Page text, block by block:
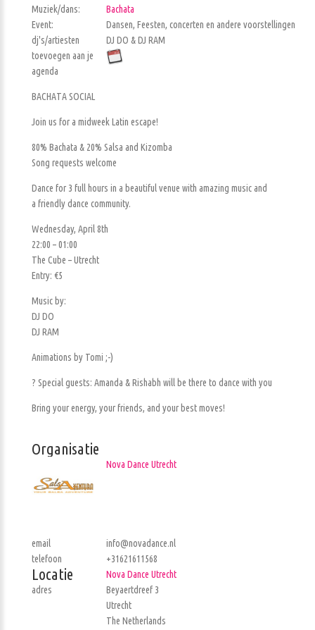
Muziek/dans:
Bachata
Event:
Dansen, Feesten, concerten en andere voorstellingen
dj's/artiesten
DJ DO & DJ RAM
toevoegen aan je
agenda
BACHATA SOCIAL
Join us for a midweek Latin escape!
80% Bachata & 20% Salsa and Kizomba
Song requests welcome
Dance for 3 full hours in a beautiful venue with amazing music and
a friendly dance community.
Wednesday, April 8th
22:00 – 01:00
The Cube – Utrecht
Entry: €5
Music by:
DJ DO
DJ RAM
Animations by Tomi ;-)
? Special guests: Amanda & Rishabh will be there to dance with you
Bring your energy, your friends, and your best moves!
Organisatie
Nova Dance Utrecht
email
info@novadance.nl
telefoon
+31621611568
Locatie
Nova Dance Utrecht
adres
Beyaertdreef 3
Utrecht
The Netherlands